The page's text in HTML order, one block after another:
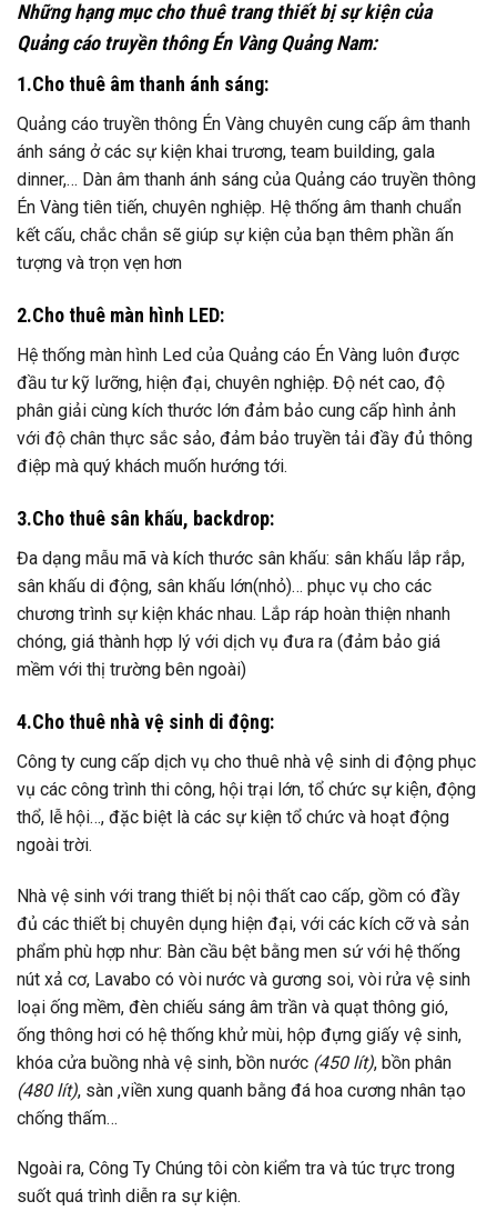
Những hạng mục cho thuê trang thiết bị sự kiện của
Quảng cáo truyền thông Én Vàng Quảng Nam:
1.Cho thuê âm thanh ánh sáng:
Quảng cáo truyền thông Én Vàng chuyên cung cấp âm thanh
ánh sáng ở các sự kiện khai trương, team building, gala
dinner,… Dàn âm thanh ánh sáng của Quảng cáo truyền thông
Én Vàng tiên tiến, chuyên nghiệp. Hệ thống âm thanh chuẩn
kết cấu, chắc chắn sẽ giúp sự kiện của bạn thêm phần ấn
tượng và trọn vẹn hơn
2.Cho thuê màn hình LED:
Hệ thống màn hình Led của Quảng cáo Én Vàng luôn được
đầu tư kỹ lưỡng, hiện đại, chuyên nghiệp. Độ nét cao, độ
phân giải cùng kích thước lớn đảm bảo cung cấp hình ảnh
với độ chân thực sắc sảo, đảm bảo truyền tải đầy đủ thông
điệp mà quý khách muốn hướng tới.
3.Cho thuê sân khấu, backdrop:
Đa dạng mẫu mã và kích thước sân khấu: sân khấu lắp rắp,
sân khấu di động, sân khấu lớn(nhỏ)… phục vụ cho các
chương trình sự kiện khác nhau. Lắp ráp hoàn thiện nhanh
chóng, giá thành hợp lý với dịch vụ đưa ra (đảm bảo giá
mềm với thị trường bên ngoài)
4.Cho thuê nhà vệ sinh di động:
Công ty cung cấp dịch vụ cho thuê nhà vệ sinh di động phục
vụ các công trình thi công, hội trại lớn, tổ chức sự kiện, động
thổ, lễ hội…, đặc biệt là các sự kiện tổ chức và hoạt động
ngoài trời.
Nhà vệ sinh với trang thiết bị nội thất cao cấp, gồm có đầy
đủ các thiết bị chuyên dụng hiện đại, với các kích cỡ và sản
phẩm phù hợp như: Bàn cầu bệt bằng men sứ với hệ thống
nút xả cơ, Lavabo có vòi nước và gương soi, vòi rửa vệ sinh
loại ống mềm, đèn chiếu sáng âm trần và quạt thông gió,
ống thông hơi có hệ thống khử mùi, hộp đựng giấy vệ sinh,
khóa cửa buồng nhà vệ sinh, bồn nước (450 lít), bồn phân
(480 lít), sàn ,viền xung quanh bằng đá hoa cương nhân tạo
chống thấm…
Ngoài ra, Công Ty Chúng tôi còn kiểm tra và túc trực trong
suốt quá trình diễn ra sự kiện.